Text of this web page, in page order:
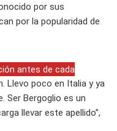
por sus
por la popularidad de
antes de cada
Llevo poco en Italia y ya
Ser Bergoglio es un
llevar este apellido”,